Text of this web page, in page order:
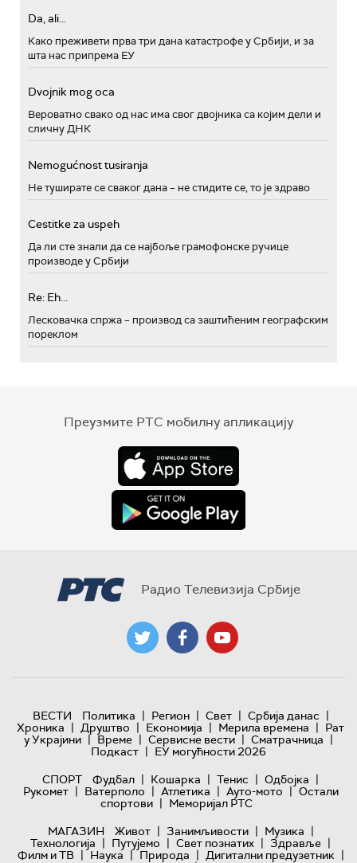
Da, ali...
Како преживети прва три дана катастрофе у Србији, и за
шта нас припрема ЕУ
Dvojnik mog oca
Вероватно свако од нас има свог двојника са којим дели и
сличну ДНК
Nemogućnost tusiranja
Не туширате се сваког дана – не стидите се, то је здраво
Cestitke za uspeh
Да ли сте знали да се најбоље грамофонске ручице
производе у Србији
Re: Eh...
Лесковачка спржа – производ са заштићеним географским
пореклом
Преузмите РТС мобилну апликацију
Радио Телевизија Србије
ВЕСТИ Политика | Регион | Свет | Србија данас |
Хроника | Друштво | Економија | Мерила времена | Рат
у Украјини | Време | Сервисне вести | Сматрачница |
Подкаст | ЕУ могућности 2026
СПОРТ
Фудбал | Кошарка | Тенис | Одбојка |
Рукомет | Ватерполо | Атлетика | Ауто-мото | Остали
спортови | Меморијал РТС
МАГАЗИН
Живот | Занимљивости | Музика |
Технологијa | Путујемо | Свет познатих | Здравље |
Филм и ТВ | Наука | Природа | Дигитални предузетник |